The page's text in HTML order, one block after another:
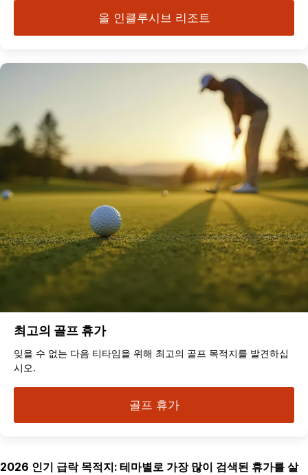
올 인클루시브 리조트
최고의 골프 휴가
잊을 수 없는 다음 티타임을 위해 최고의 골프 목적지를 발견하십
시오.
골프 휴가
2026 인기 급락 목적지: 테마별로 가장 많이 검색된 휴가를 살